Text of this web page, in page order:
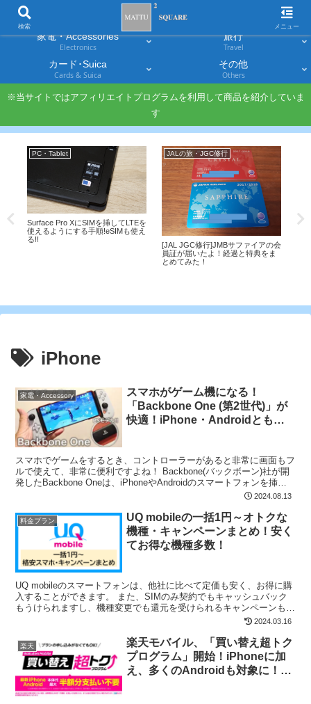
家電・Accessories
Electronics
旅行
Travel
カード･Suica
Cards & Suica
その他
Others
※当サイトではアフィリエイトプログラムを利用して商品を紹介していま
す
PC・Tablet
Surface Pro XにSIMを挿してLTEを
使えるようにする手順!eSIMも使え
る!!
JALの旅・JGC修行
[JAL JGC修行]JMBサファイアの会
員証が届いたよ！経過と特典をま
とめてみた！
iPhone
家電・Accessory
スマホがゲーム機になる！
「Backbone One (第2世代)」が
快適！iPhone・Androidともに
スマホでゲームをするとき、コントローラーがあると非常に画面もフ
ルで使えて、非常に便利ですよね！ Backbone(バックボーン)社が開
発したBackbone Oneは、iPhoneやAndroidのスマートフォンを挿し
2024.08.13
料金プラン
UQ mobileの一括1円～オトクな
機種・キャンペーンまとめ！安く
てお得な機種多数！
UQ mobileのスマートフォンは、他社に比べて定価も安く、お得に購
入することができます。 また、SIMのみ契約でもキャッシュバック
もうけられますし、機種変更でも還元を受けられるキャンペーンも
2024.03.16
楽天
楽天モバイル、「買い替え超トク
プログラム」開始！iPhoneに加
え、多くのAndroidも対象に！2
検索 メニュー